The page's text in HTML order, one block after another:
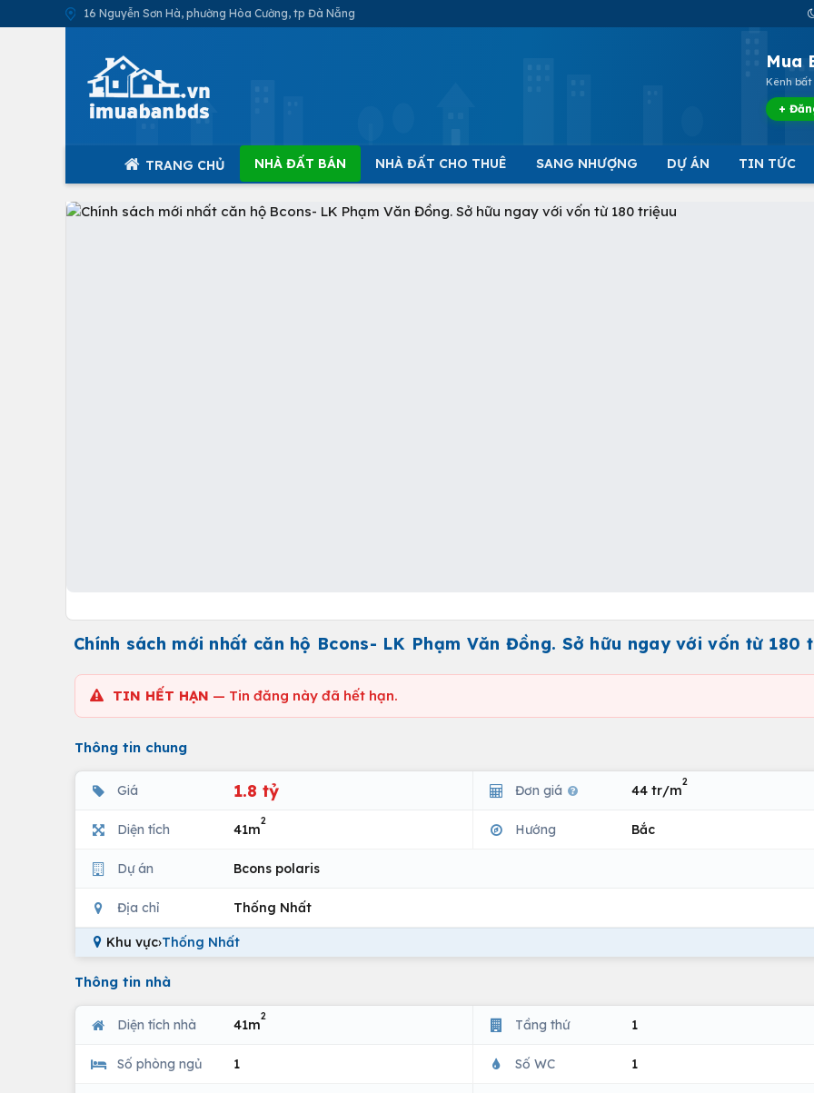
16 Nguyễn Sơn Hà, phường Hòa Cường, tp Đà Nẵng
Mua
Kênh
+
TRANG CHỦ NHÀ ĐẤT BÁN NHÀ ĐẤT CHO THUÊ SANG NHƯỢNG DỰ ÁN TIN TỨC
Chính sách mới nhất căn hộ Bcons- LK Phạm Văn Đồng. Sở hữu ngay với vốn từ 180
TIN HẾT HẠN — Tin đăng này đã hết hạn.
Thông tin chung
Giá 1.8 tỷ Đơn giá 44 tr/m
2
Diện tích 41m
2
Hướng Bắc
Dự án Bcons polaris
Địa chỉ Thống Nhất
Khu vực›Thống Nhất
Thông tin nhà
Diện tích nhà 41m
2
Tầng thứ 1
Số phòng ngủ 1 Số WC 1